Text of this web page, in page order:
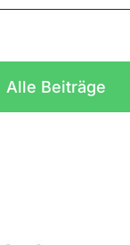
Alle Beiträge